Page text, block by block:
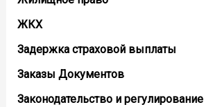
ЖКХ
Задержка страховой выплаты
Заказы Документов
Законодательство и регулирование